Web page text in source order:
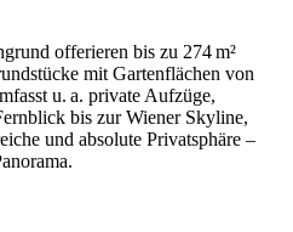
offerieren bis zu 274 m²
mit Gartenflächen von
u. a. private Aufzüge,
bis zur Wiener Skyline,
und absolute Privatsphäre –